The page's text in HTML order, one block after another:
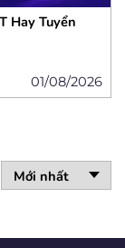
Hay Tuyển
01/08/2026